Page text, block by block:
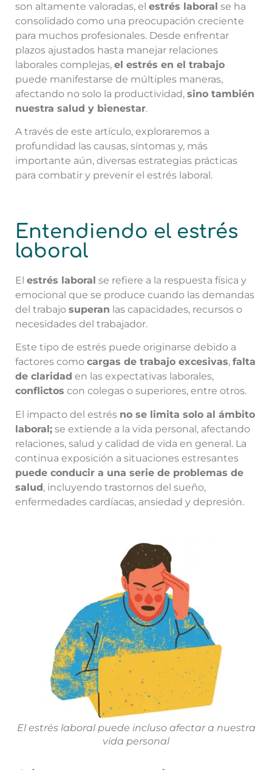
son altamente valoradas, el estrés laboral se ha
consolidado como una preocupación creciente
para muchos profesionales. Desde enfrentar
plazos ajustados hasta manejar relaciones
laborales complejas, el estrés en el trabajo
puede manifestarse de múltiples maneras,
afectando no solo la productividad, sino también
nuestra salud y bienestar.
A través de este artículo, exploraremos a
profundidad las causas, síntomas y, más
importante aún, diversas estrategias prácticas
para combatir y prevenir el estrés laboral.
Entendiendo el estrés
laboral
El estrés laboral se refiere a la respuesta física y
emocional que se produce cuando las demandas
del trabajo superan las capacidades, recursos o
necesidades del trabajador.
Este tipo de estrés puede originarse debido a
factores como cargas de trabajo excesivas, falta
de claridad en las expectativas laborales,
conflictos con colegas o superiores, entre otros.
El impacto del estrés no se limita solo al ámbito
laboral; se extiende a la vida personal, afectando
relaciones, salud y calidad de vida en general. La
continua exposición a situaciones estresantes
puede conducir a una serie de problemas de
salud, incluyendo trastornos del sueño,
enfermedades cardíacas, ansiedad y depresión.
El estrés laboral puede incluso afectar a nuestra
vida personal